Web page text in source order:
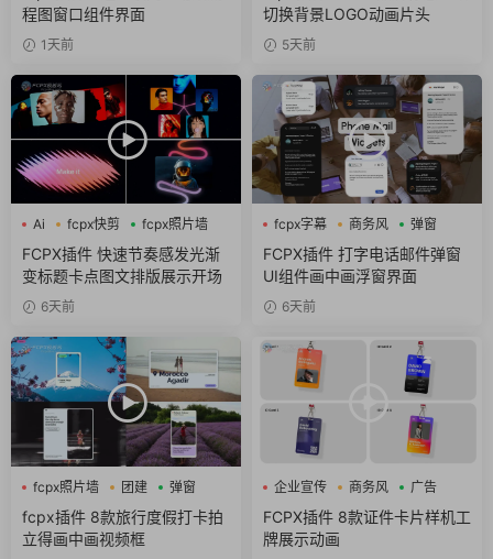
程图窗口组件界面
1天前
切换背景LOGO动画片头
5天前
Ai fcpx快剪 fcpx照片墙
FCPX插件 快速节奏感发光渐
变标题卡点图文排版展示开场
6天前
fcpx字幕 商务风 弹窗
FCPX插件 打字电话邮件弹窗
UI组件画中画浮窗界面
6天前
fcpx照片墙 团建 弹窗
fcpx插件 8款旅行度假打卡拍
立得画中画视频框
企业宣传 商务风 广告
FCPX插件 8款证件卡片样机工
牌展示动画